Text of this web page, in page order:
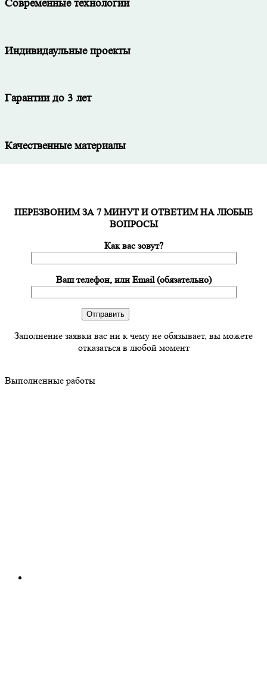
Современные технологии
Индивидаульные проекты
Гарантии до 3 лет
Качественные материалы
ПЕРЕЗВОНИМ ЗА 7 МИНУТ И ОТВЕТИМ НА ЛЮБЫЕ
ВОПРОСЫ
Как вас зовут?
Ваш телефон, или Email (обязательно)
Заполнение заявки вас ни к чему не обязывает, вы можете
отказаться в любой момент
Выполненные работы